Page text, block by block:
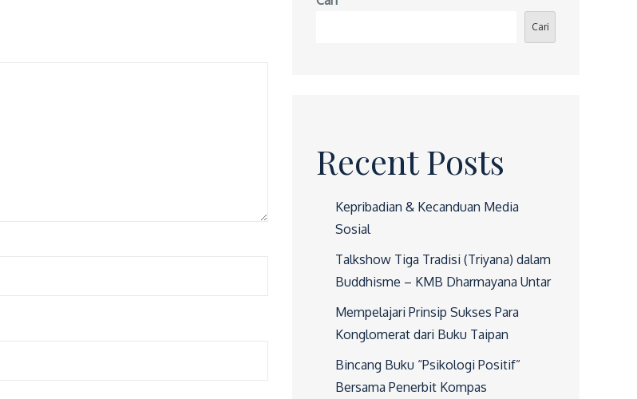
Cari
Recent Posts
Kepribadian & Kecanduan Media
Sosial
Talkshow Tiga Tradisi (Triyana) dalam
Buddhisme – KMB Dharmayana Untar
Mempelajari Prinsip Sukses Para
Konglomerat dari Buku Taipan
Bincang Buku “Psikologi Positif”
Bersama Penerbit Kompas